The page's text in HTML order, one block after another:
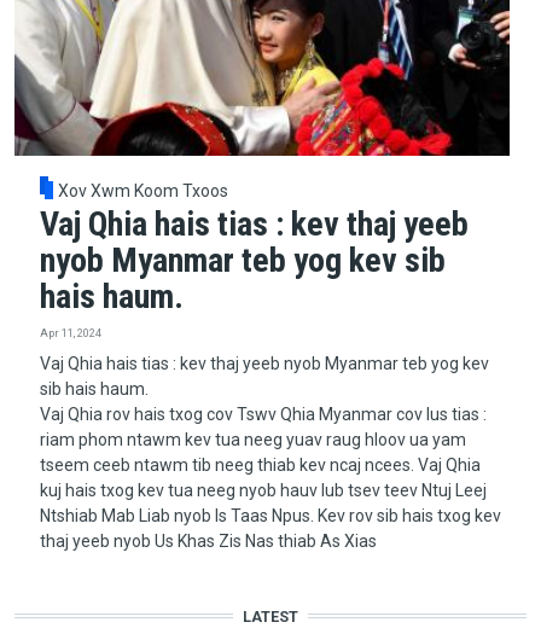
Xov Xwm Koom Txoos
Vaj Qhia hais tias : kev thaj yeeb
nyob Myanmar teb yog kev sib
hais haum.
Apr 11, 2024
Vaj Qhia hais tias : kev thaj yeeb nyob Myanmar teb yog kev
sib hais haum.
Vaj Qhia rov hais txog cov Tswv Qhia Myanmar cov lus tias :
riam phom ntawm kev tua neeg yuav raug hloov ua yam
tseem ceeb ntawm tib neeg thiab kev ncaj ncees. Vaj Qhia
kuj hais txog kev tua neeg nyob hauv lub tsev teev Ntuj Leej
Ntshiab Mab Liab nyob Is Taas Npus. Kev rov sib hais txog kev
thaj yeeb nyob Us Khas Zis Nas thiab As Xias
LATEST